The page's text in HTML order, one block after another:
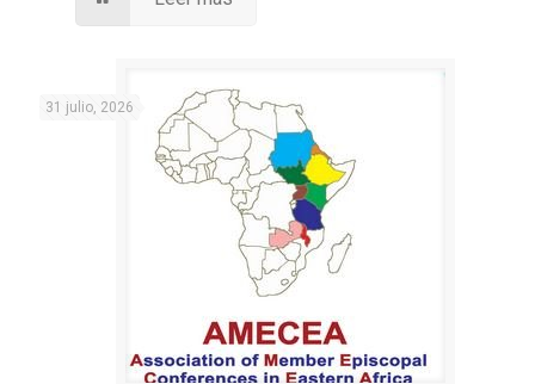
31 julio, 2026